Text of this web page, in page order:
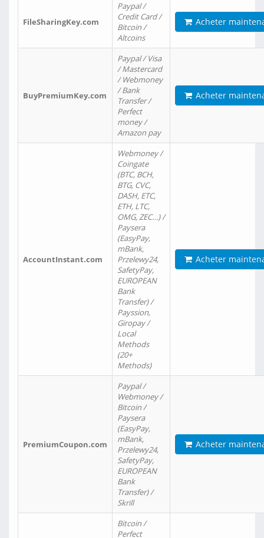
FileSharingKey.com
Paypal /
Credit Card /
Bitcoin /
Altcoins
Acheter
BuyPremiumKey.com
Paypal / Visa
/ Mastercard
/ Webmoney
/ Bank
Transfer /
Perfect
money /
Amazon pay
Acheter
AccountInstant.com
Webmoney /
Coingate
(BTC, BCH,
BTG, CVC,
DASH, ETC,
ETH, LTC,
OMG, ZEC…) /
Paysera
(EasyPay,
mBank,
Przelewy24,
SafetyPay,
EUROPEAN
Bank
Transfer) /
Payssion,
Giropay /
Local
Methods
(20+
Methods)
Acheter
PremiumCoupon.com
Paypal /
Webmoney /
Bitcoin /
Paysera
(EasyPay,
mBank,
Przelewy24,
SafetyPay,
EUROPEAN
Bank
Transfer) /
Skrill
Acheter
Bitcoin /
Perfect